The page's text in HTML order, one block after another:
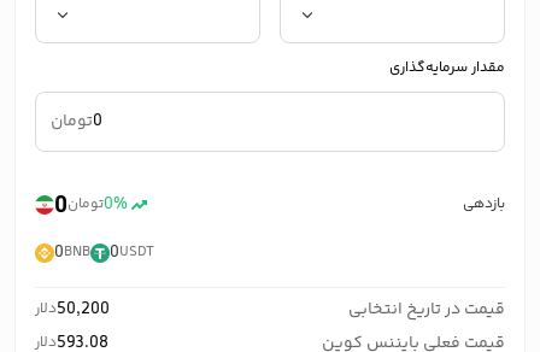
مقدار سرمایه‌گذاری
تومان
بازدهی 0%تومان0
USDT
0
BNB
0
قیمت در تاریخ انتخابی 50,200دلار
قیمت فعلی بایننس کوین 593.08دلار